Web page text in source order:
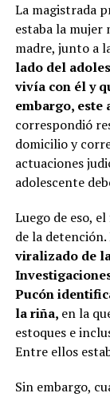
La magistrada
estaba la mujer
madre, junto a
lado del
vivía con él y
embargo,
correspondió
domicilio y
actuaciones
adolescente
Luego de eso,
de la detención.
viralizado de
Pucón
la riña, en la
estoques e
Entre ellos
Sin embargo,